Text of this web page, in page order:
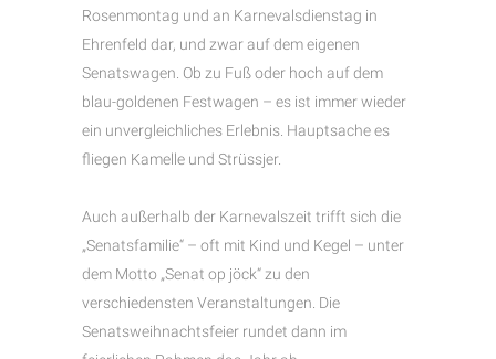
Rosenmontag und an Karnevalsdienstag in
Ehrenfeld dar, und zwar auf dem eigenen
Senatswagen. Ob zu Fuß oder hoch auf dem
blau-goldenen Festwagen – es ist immer wieder
ein unvergleichliches Erlebnis. Hauptsache es
fliegen Kamelle und Strüssjer.
Auch außerhalb der Karnevalszeit trifft sich die
„Senatsfamilie“ – oft mit Kind und Kegel – unter
dem Motto „Senat op jöck“ zu den
verschiedensten Veranstaltungen. Die
Senatsweihnachtsfeier rundet dann im